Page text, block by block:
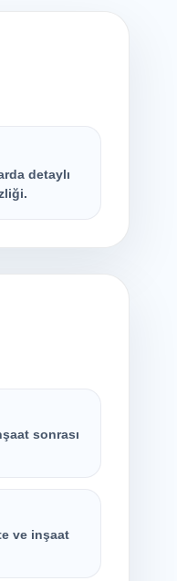
detaylı
sonrası
ve inşaat